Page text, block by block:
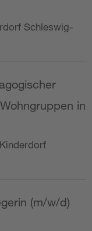
Schleswig-
in
(m/w/d)